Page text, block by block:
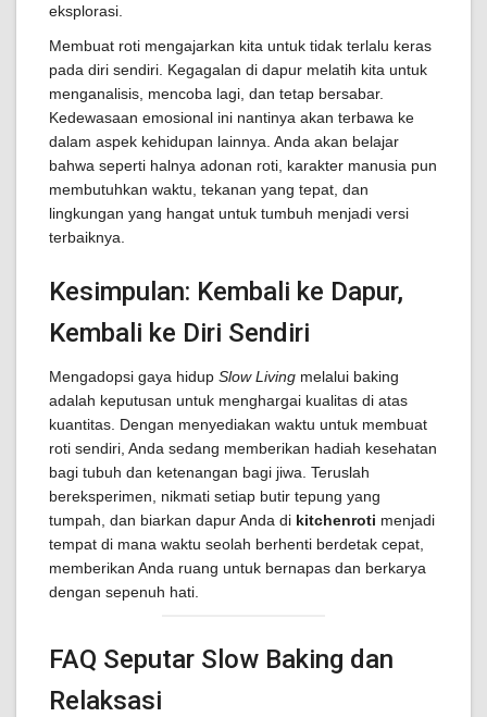
eksplorasi.
Membuat roti mengajarkan kita untuk tidak terlalu keras
pada diri sendiri. Kegagalan di dapur melatih kita untuk
menganalisis, mencoba lagi, dan tetap bersabar.
Kedewasaan emosional ini nantinya akan terbawa ke
dalam aspek kehidupan lainnya. Anda akan belajar
bahwa seperti halnya adonan roti, karakter manusia pun
membutuhkan waktu, tekanan yang tepat, dan
lingkungan yang hangat untuk tumbuh menjadi versi
terbaiknya.
Kesimpulan: Kembali ke Dapur,
Kembali ke Diri Sendiri
Mengadopsi gaya hidup Slow Living melalui baking
adalah keputusan untuk menghargai kualitas di atas
kuantitas. Dengan menyediakan waktu untuk membuat
roti sendiri, Anda sedang memberikan hadiah kesehatan
bagi tubuh dan ketenangan bagi jiwa. Teruslah
bereksperimen, nikmati setiap butir tepung yang
tumpah, dan biarkan dapur Anda di kitchenroti menjadi
tempat di mana waktu seolah berhenti berdetak cepat,
memberikan Anda ruang untuk bernapas dan berkarya
dengan sepenuh hati.
FAQ Seputar Slow Baking dan
Relaksasi